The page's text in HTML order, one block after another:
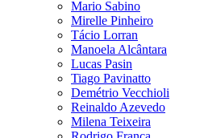
Mario Sabino
Mirelle Pinheiro
Tácio Lorran
Manoela Alcântara
Lucas Pasin
Tiago Pavinatto
Demétrio Vecchioli
Reinaldo Azevedo
Milena Teixeira